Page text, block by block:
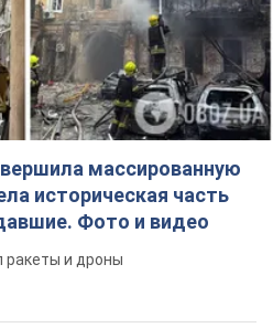
массированную
историческая часть
Фото и видео
ракеты и дроны